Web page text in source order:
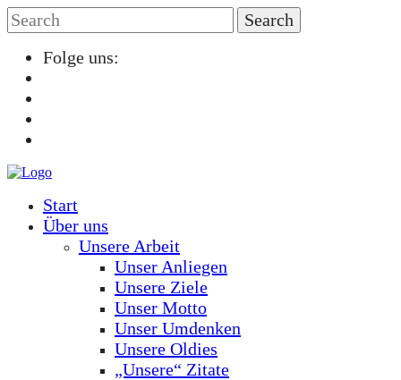
Folge uns:
Start
Über uns
Unsere Arbeit
Unser Anliegen
Unsere Ziele
Unser Motto
Unser Umdenken
Unsere Oldies
„Unsere“ Zitate